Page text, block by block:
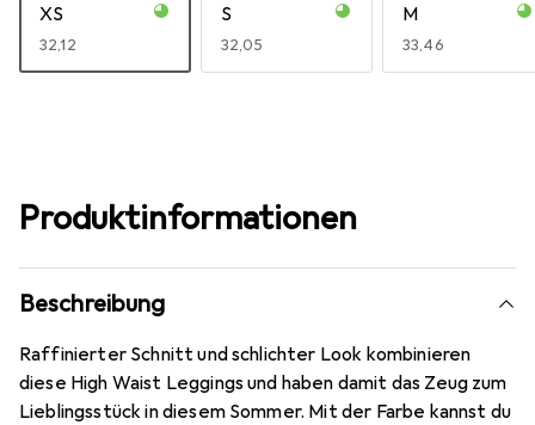
XS
EUR
32,12
S
EUR
32,05
M
EUR
33,46
Produktinformationen
Beschreibung
Raffinierter Schnitt und schlichter Look kombinieren
diese High Waist Leggings und haben damit das Zeug zum
Lieblingsstück in diesem Sommer. Mit der Farbe kannst du